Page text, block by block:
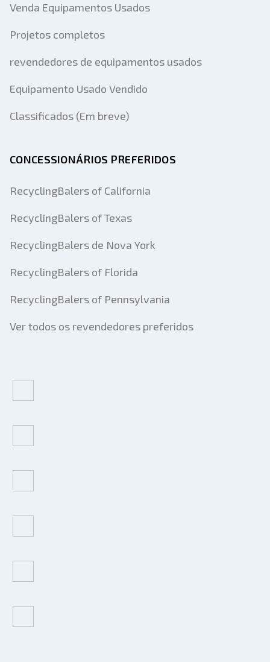
Venda Equipamentos Usados
Projetos completos
revendedores de equipamentos usados
Equipamento Usado Vendido
Classificados (Em breve)
CONCESSIONÁRIOS PREFERIDOS
RecyclingBalers of California
RecyclingBalers of Texas
RecyclingBalers de Nova York
RecyclingBalers of Florida
RecyclingBalers of Pennsylvania
Ver todos os revendedores preferidos